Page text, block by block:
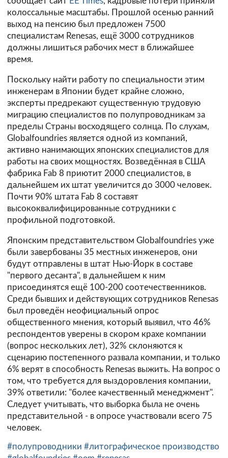
колоссальные масштабы. Прошлой осенью ранний
выход на пенсию был предложен 7500
специалистам Renesas, ещё 3000 сотрудников
должны лишиться рабочих мест в ближайшее
время.
Поскольку найти работу по специальности этим
инженерам в Японии будет крайне сложно,
эксперты предрекают существенную трудовую
миграцию специалистов по полупроводникам за
пределы Страны восходящего солнца. По слухам,
Globalfoundries является одной из компаний,
активно нанимающих японских специалистов для
работы на своих мощностях. Возведённая в США
фабрика Fab 8 приютит 2000 специалистов, в
дальнейшем их штат увеличится до 3000 человек.
Почти 90% штата Fab 8 составят
высококвалифицированные сотрудники с
профильной подготовкой.
Японским представительством Globalfoundries уже
были завербованы 35 местных инженеров, они
будут отправлены в штат Нью-Йорк в составе
"первого десанта", в дальнейшем к ним
присоединятся ещё 100-200 соотечественников.
Среди бывших и действующих сотрудников Renesas
был проведён неофициальный опрос
общественного мнения, который выявил, что 46%
респондентов уверены в скором крахе компании
(вопрос нескольких лет), 32% склоняются к
сценарию постепенного развала компании, и только
6% верят в способность Renesas выжить. На вопрос о
том, что требуется для выздоровления компании,
39% ответили: "более качественный менеджмент".
Следует учитывать, что выборка была не очень
представительной - в опросе участвовали всего 75
человек.
#полупроводники #литографическое производство